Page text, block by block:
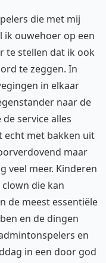
die met mij
ik ouwehoer op een
te stellen dat ik ook
te zeggen. In
in elkaar
naar de
service alles
echt met bakken uit
maar
veel meer. Kinderen
die kan
de meest essentiële
en de dingen
en
in een door god